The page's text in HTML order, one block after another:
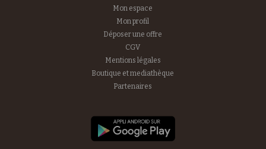
Mon espace
Mon profil
Déposer une offre
CGV
Mentions légales
Boutique et mediathèque
Partenaires